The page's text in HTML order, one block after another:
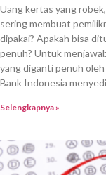
Uang kertas yang
sering membuat
dipakai? Apakah bisa
penuh? Untuk
yang diganti penuh
Bank Indonesia
Selengkapnya »